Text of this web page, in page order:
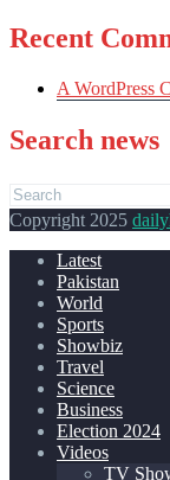
Recent
A WordPress
Search news
Copyright 2025
Latest
Pakistan
World
Sports
Showbiz
Travel
Science
Business
Election 2024
Videos
TV